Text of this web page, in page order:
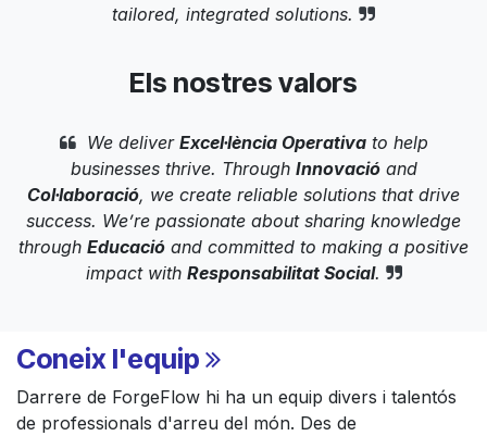
tailored, integrated solutions.
Els nostres valors
We deliver Excel·lència Operativato help
businesses thrive. Through Innovacióand
Col·laboració, we create reliable solutions that drive
success. We’re passionate about sharing knowledge
through Educació and committed to making a positive
impact with Responsabilitat Social.
Coneix l'equip
Darrere de ForgeFlow hi ha un equip divers i talentós
de professionals d'arreu del món. Des de